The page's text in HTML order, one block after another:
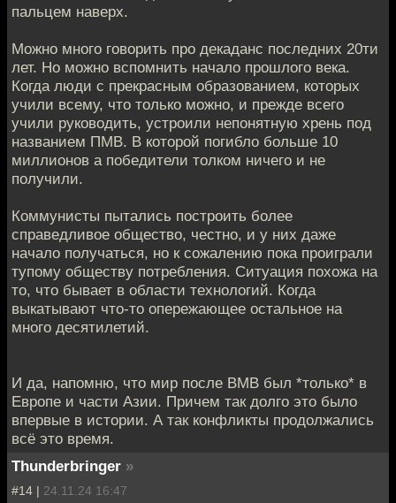
пальцем наверх.
Можно много говорить про декаданс последних 20ти
лет. Но можно вспомнить начало прошлого века.
Когда люди с прекрасным образованием, которых
учили всему, что только можно, и прежде всего
учили руководить, устроили непонятную хрень под
названием ПМВ. В которой погибло больше 10
миллионов а победители толком ничего и не
получили.
Коммунисты пытались построить более
справедливое общество, честно, и у них даже
начало получаться, но к сожалению пока проиграли
тупому обществу потребления. Ситуация похожа на
то, что бывает в области технологий. Когда
выкатывают что-то опережающее остальное на
много десятилетий.
И да, напомню, что мир после ВМВ был *только* в
Европе и части Азии. Причем так долго это было
впервые в истории. А так конфликты продолжались
всё это время.
Thunderbringer »
#14 | 24.11.24 16:47